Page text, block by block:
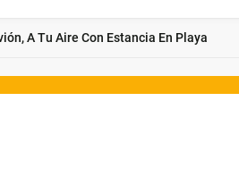
A Tu Aire Con Estancia En Playa